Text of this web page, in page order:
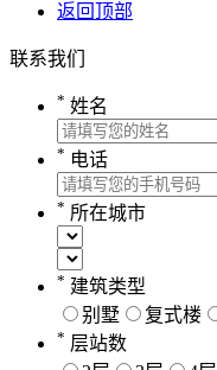
返回顶部
联系我们
* 姓名
* 电话
* 所在城市
* 建筑类型
别墅
复式楼
* 层站数